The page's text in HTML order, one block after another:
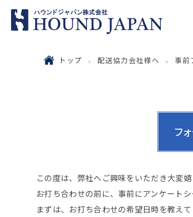
トップ 配送協力会社様へ 事前
この度は、弊社へご興味をいただき大変嬉
お打ち合わせの前に、事前にアンケート
まずは、お打ち合わせの希望日時を教えて